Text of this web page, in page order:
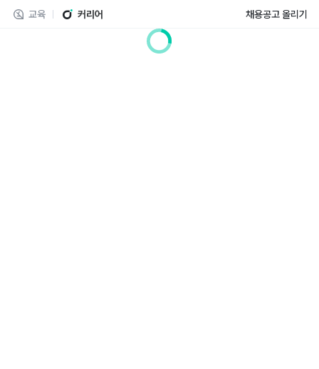
교육 커리어 채용공고 올리기